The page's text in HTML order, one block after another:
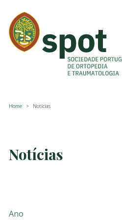
Home Notícias
Notícias
Ano